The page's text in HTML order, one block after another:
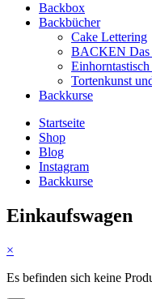
Backbox
Backbücher
Cake Lettering
BACKEN Das
Tortenkunst
Backkurse
Startseite
Shop
Blog
Instagram
Backkurse
Einkaufswagen
×
Es befinden sich keine